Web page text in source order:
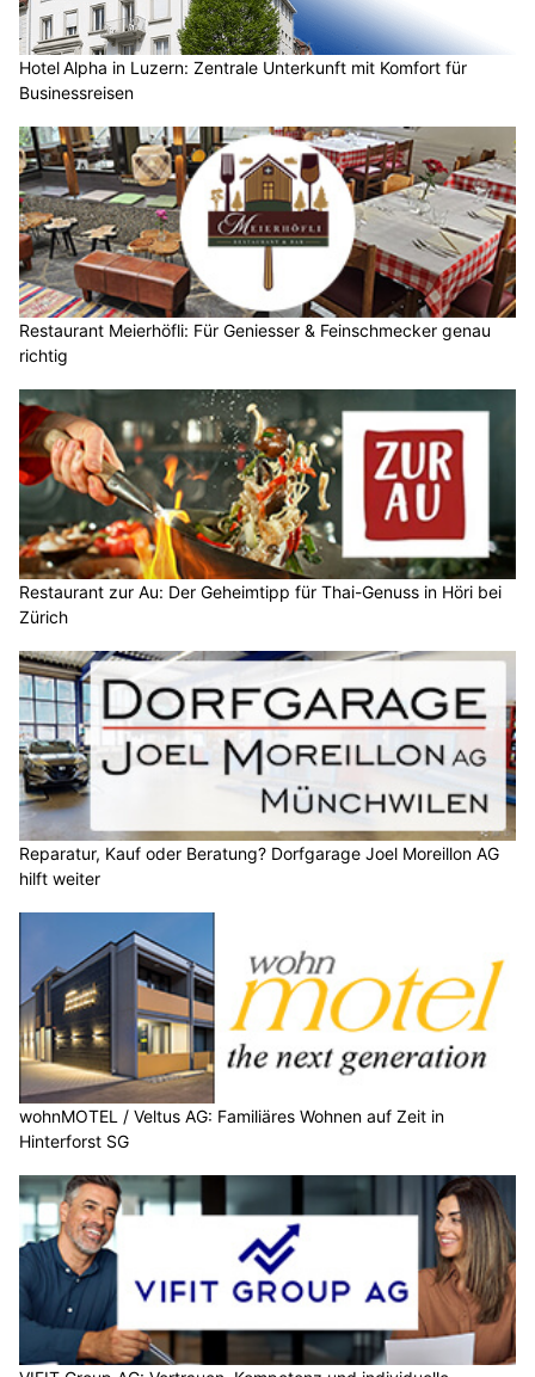
Hotel Alpha in Luzern: Zentrale Unterkunft mit Komfort für
Businessreisen
Restaurant Meierhöfli: Für Geniesser & Feinschmecker genau
richtig
Restaurant zur Au: Der Geheimtipp für Thai-Genuss in Höri bei
Zürich
Reparatur, Kauf oder Beratung? Dorfgarage Joel Moreillon AG
hilft weiter
wohnMOTEL / Veltus AG: Familiäres Wohnen auf Zeit in
Hinterforst SG